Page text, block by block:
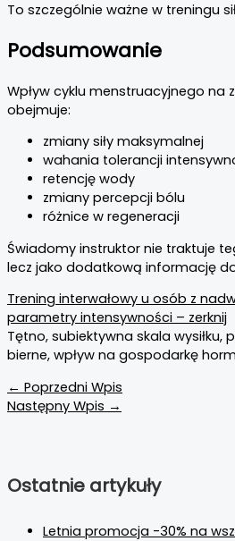
To szczególnie ważne w treningu
Podsumowanie
Wpływ cyklu menstruacyjnego na
obejmuje:
zmiany siły maksymalnej
wahania tolerancji
retencję wody
zmiany percepcji bólu
różnice w regeneracji
Świadomy instruktor nie traktuje
lecz jako dodatkową informację
Trening interwałowy u osób z
parametry intensywności – zerknij
Tętno, subiektywna skala wysiłku,
bierne, wpływ na gospodarkę
← Poprzedni Wpis
Następny Wpis →
Ostatnie artykuły
Letnia promocja -30% na